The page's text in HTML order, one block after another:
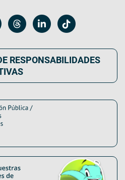
RESPONSABILIDADES